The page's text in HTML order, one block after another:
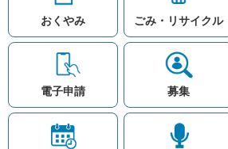
知りたい情報を検索
注目ワード
おくやみ ごみ・リサイクル
電子申請 募集
お問い合わせ
このホームページ
著作
プライバシーポリシー
© Village Hara